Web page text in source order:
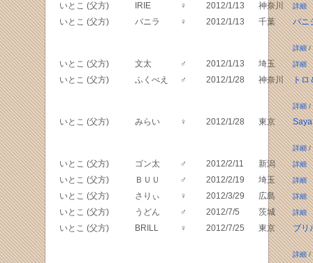
いとこ (父方) IRIE ♀ 2012/1/13 神奈川 詳細
いとこ (父方) バニラ ♀ 2012/1/13 千葉 バニ
詳細/
いとこ (父方) 文太 ♂ 2012/1/13 埼玉 詳細
いとこ (父方) ふくべえ ♂ 2012/1/28 神奈川 トロ
詳細/
いとこ (父方) みらい ♀ 2012/1/28 東京
詳細/
いとこ (父方) ゴン太 ♂ 2012/2/11 新潟 詳細
いとこ (父方) ＢＵＵ ♂ 2012/2/19 埼玉 詳細
いとこ (父方) さりぃ ♀ 2012/3/29 広島 詳細
いとこ (父方) うどん ♂ 2012/7/5 茨城 詳細
いとこ (父方) BRILL ♀ 2012/7/25 東京 ブリ
詳細/